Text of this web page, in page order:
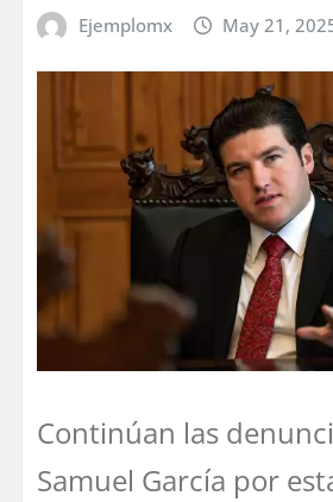
Ejemplomx May 21,
Continúan las
Samuel García por